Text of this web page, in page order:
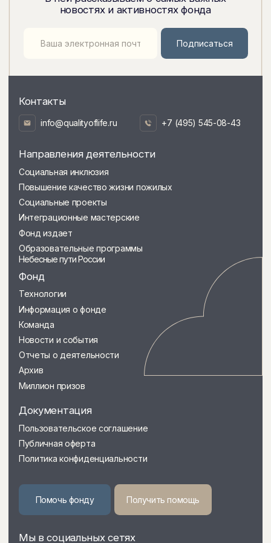
благотворительный фонд «Качество жизни».
Все права защищены. 2022